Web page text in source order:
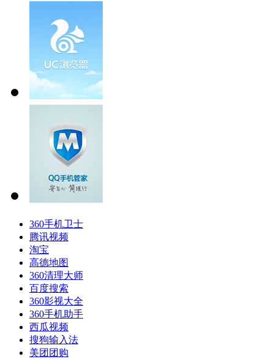
360手机卫士
腾讯视频
淘宝
高德地图
360清理大师
百度搜索
360影视大全
360手机助手
西瓜视频
搜狗输入法
美团团购